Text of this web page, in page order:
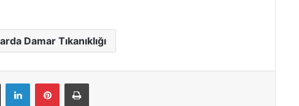
Damar Tıkanıklığı
LinkedInPinterestYazdır